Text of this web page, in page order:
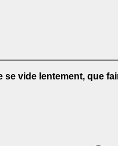
se vide lentement, que